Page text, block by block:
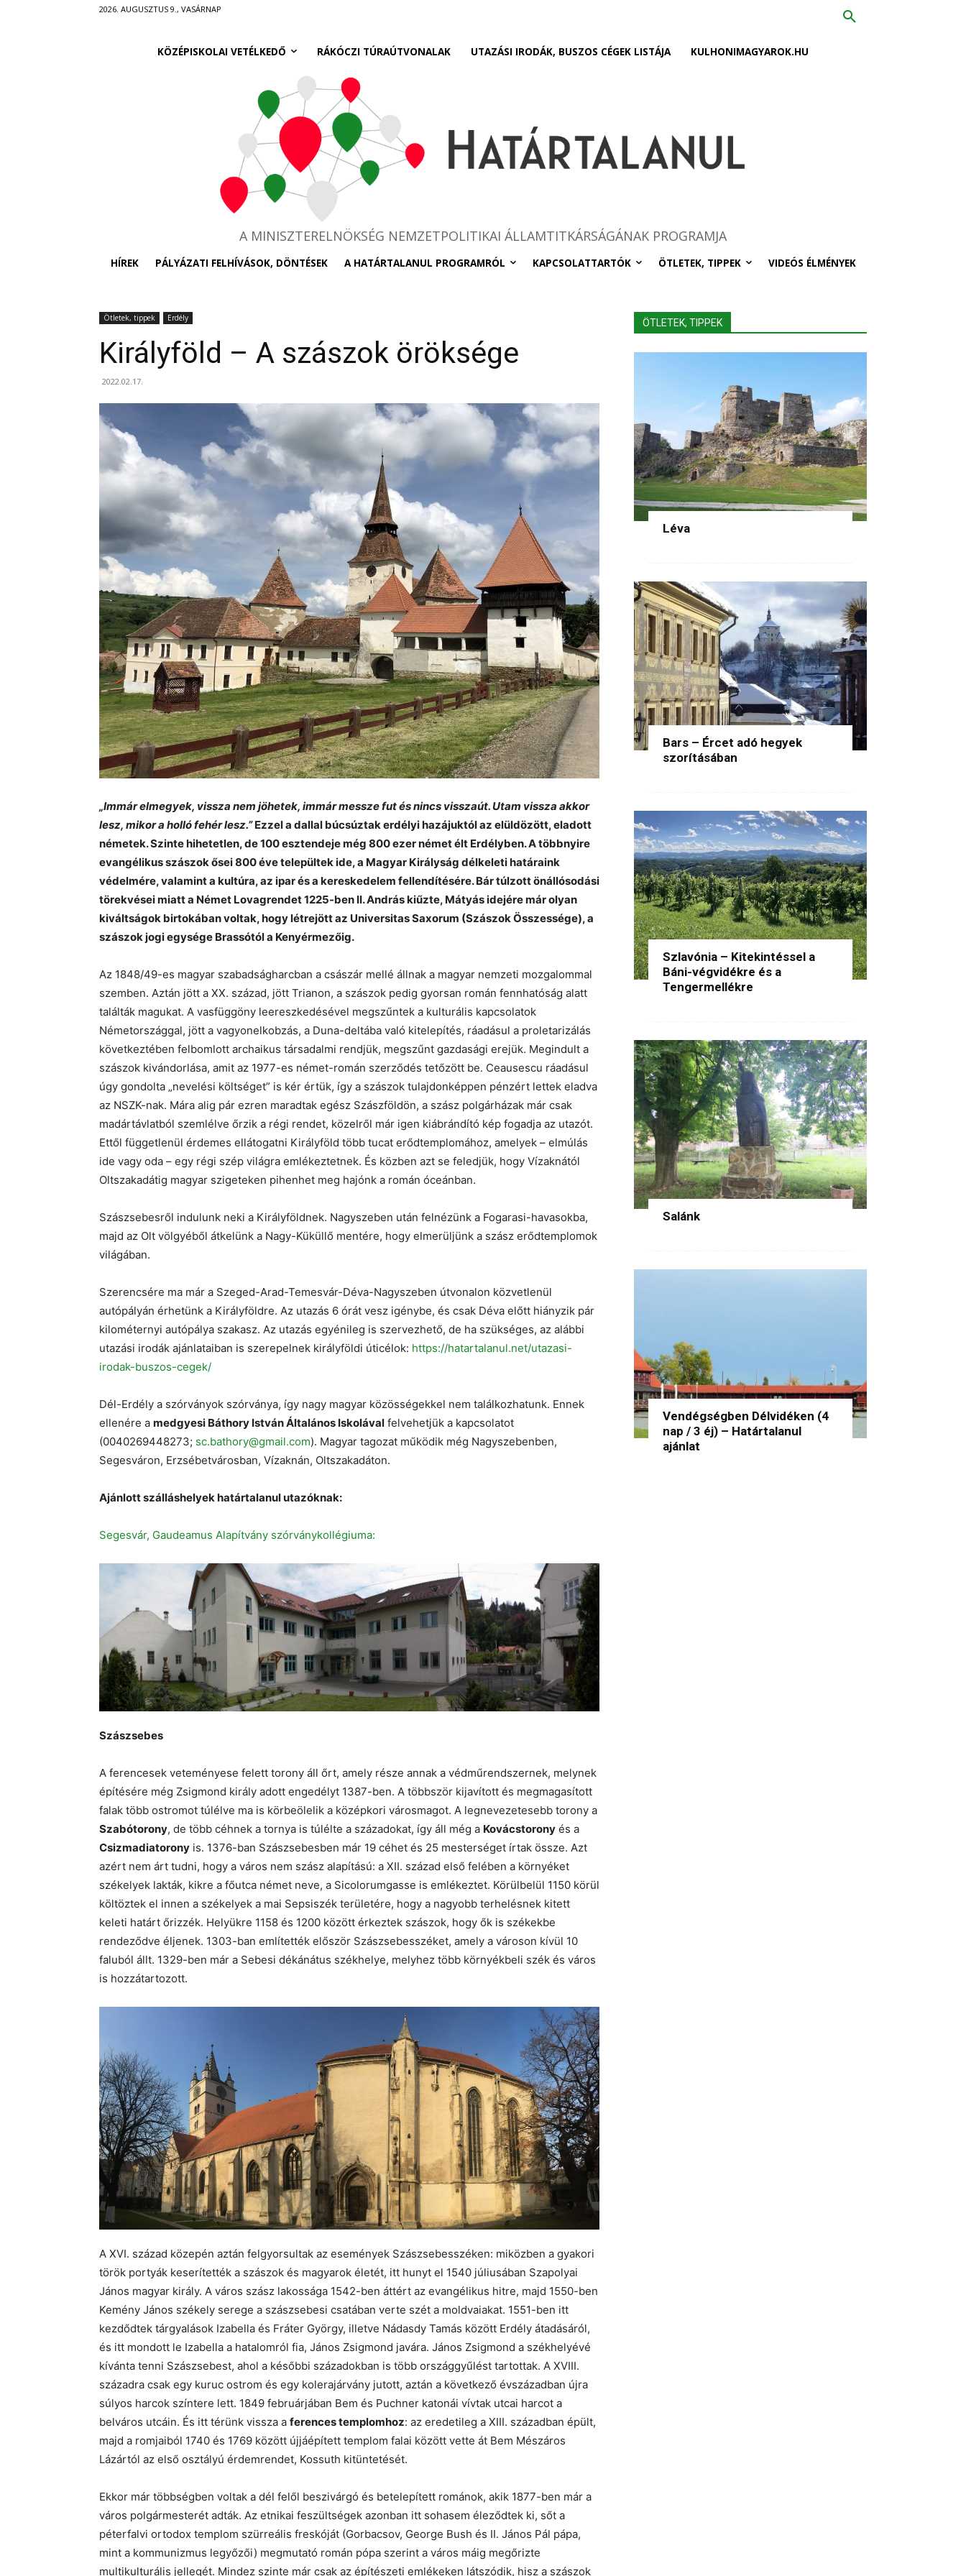
2026. AUGUSZTUS 9., VASÁRNAP
KÖZÉPISKOLAI VETÉLKEDŐ RÁKÓCZI TÚRAÚTVONALAK UTAZÁSI IRODÁK, BUSZOS CÉGEK LISTÁJA KULHONIMAGYAROK.HU
A MINISZTERELNÖKSÉG NEMZETPOLITIKAI ÁLLAMTITKÁRSÁGÁNAK PROGRAMJA
HÍREK PÁLYÁZATI FELHÍVÁSOK, DÖNTÉSEK A HATÁRTALANUL PROGRAMRÓL KAPCSOLATTARTÓK ÖTLETEK, TIPPEK VIDEÓS ÉLMÉNYEK
Ötletek, tippek Erdély
Királyföld – A szászok öröksége
2022.02.17.
„Immár elmegyek, vissza nem jöhetek, immár messze fut és nincs visszaút. Utam vissza akkor
lesz, mikor a holló fehér lesz.”Ezzel a dallal búcsúztak erdélyi hazájuktól az elüldözött, eladott
németek. Szinte hihetetlen, de 100 esztendeje még 800 ezer német élt Erdélyben. A többnyire
evangélikus szászok ősei 800 éve települtek ide, a Magyar Királyság délkeleti határaink
védelmére, valamint a kultúra, az ipar és a kereskedelem fellendítésére. Bár túlzott önállósodási
törekvései miatt a Német Lovagrendet 1225-ben II. András kiűzte, Mátyás idejére már olyan
kiváltságok birtokában voltak, hogy létrejött az Universitas Saxorum (Szászok Összessége), a
szászok jogi egysége Brassótól a Kenyérmezőig.
Az 1848/49-es magyar szabadságharcban a császár mellé állnak a magyar nemzeti mozgalommal
szemben. Aztán jött a XX. század, jött Trianon, a szászok pedig gyorsan román fennhatóság alatt
találták magukat. A vasfüggöny leereszkedésével megszűntek a kulturális kapcsolatok
Németországgal, jött a vagyonelkobzás, a Duna-deltába való kitelepítés, ráadásul a proletarizálás
következtében felbomlott archaikus társadalmi rendjük, megszűnt gazdasági erejük. Megindult a
szászok kivándorlása, amit az 1977-es német-román szerződés tetőzött be. Ceausescu ráadásul
úgy gondolta „nevelési költséget” is kér értük, így a szászok tulajdonképpen pénzért lettek eladva
az NSZK-nak. Mára alig pár ezren maradtak egész Szászföldön, a szász polgárházak már csak
madártávlatból szemlélve őrzik a régi rendet, közelről már igen kiábrándító kép fogadja az utazót.
Ettől függetlenül érdemes ellátogatni Királyföld több tucat erődtemplomához, amelyek – elmúlás
ide vagy oda – egy régi szép világra emlékeztetnek. És közben azt se feledjük, hogy Vízaknától
Oltszakadátig magyar szigeteken pihenhet meg hajónk a román óceánban.
Szászsebesről indulunk neki a Királyföldnek. Nagyszeben után felnézünk a Fogarasi-havasokba,
majd az Olt völgyéből átkelünk a Nagy-Küküllő mentére, hogy elmerüljünk a szász erődtemplomok
világában.
Szerencsére ma már a Szeged-Arad-Temesvár-Déva-Nagyszeben útvonalon közvetlenül
autópályán érhetünk a Királyföldre. Az utazás 6 órát vesz igénybe, és csak Déva előtt hiányzik pár
kilométernyi autópálya szakasz. Az utazás egyénileg is szervezhető, de ha szükséges, az alábbi
utazási irodák ajánlataiban is szerepelnek királyföldi úticélok: https://hatartalanul.net/utazasi-
irodak-buszos-cegek/
Dél-Erdély a szórványok szórványa, így nagy magyar közösségekkel nem találkozhatunk. Ennek
ellenére a medgyesi Báthory István Általános Iskolával felvehetjük a kapcsolatot
(0040269448273; sc.bathory@gmail.com). Magyar tagozat működik még Nagyszebenben,
Segesváron, Erzsébetvárosban, Vízaknán, Oltszakadáton.
Ajánlott szálláshelyek határtalanul utazóknak:
Segesvár, Gaudeamus Alapítvány szórványkollégiuma:
Szászsebes
A ferencesek veteményese felett torony áll őrt, amely része annak a védműrendszernek, melynek
építésére még Zsigmond király adott engedélyt 1387-ben. A többször kijavított és megmagasított
falak több ostromot túlélve ma is körbeölelik a középkori városmagot. A legnevezetesebb torony a
Szabótorony, de több céhnek a tornya is túlélte a századokat, így áll még a Kovácstorony és a
Csizmadiatorony is. 1376-ban Szászsebesben már 19 céhet és 25 mesterséget írtak össze. Azt
azért nem árt tudni, hogy a város nem szász alapítású: a XII. század első felében a környéket
székelyek lakták, kikre a főutca német neve, a Sicolorumgasse is emlékeztet. Körülbelül 1150 körül
költöztek el innen a székelyek a mai Sepsiszék területére, hogy a nagyobb terhelésnek kitett
keleti határt őrizzék. Helyükre 1158 és 1200 között érkeztek szászok, hogy ők is székekbe
rendeződve éljenek. 1303-ban említették először Szászsebesszéket, amely a városon kívül 10
faluból állt. 1329-ben már a Sebesi dékánátus székhelye, melyhez több környékbeli szék és város
is hozzátartozott.
A XVI. század közepén aztán felgyorsultak az események Szászsebesszéken: miközben a gyakori
török portyák keserítették a szászok és magyarok életét, itt hunyt el 1540 júliusában Szapolyai
János magyar király. A város szász lakossága 1542-ben áttért az evangélikus hitre, majd 1550-ben
Kemény János székely serege a szászsebesi csatában verte szét a moldvaiakat. 1551-ben itt
kezdődtek tárgyalások Izabella és Fráter György, illetve Nádasdy Tamás között Erdély átadásáról,
és itt mondott le Izabella a hatalomról fia, János Zsigmond javára. János Zsigmond a székhelyévé
kívánta tenni Szászsebest, ahol a későbbi századokban is több országgyűlést tartottak. A XVIII.
századra csak egy kuruc ostrom és egy kolerajárvány jutott, aztán a következő évszázadban újra
súlyos harcok színtere lett. 1849 februárjában Bem és Puchner katonái vívtak utcai harcot a
belváros utcáin. És itt térünk vissza a ferences templomhoz: az eredetileg a XIII. században épült,
majd a romjaiból 1740 és 1769 között újjáépített templom falai között vette át Bem Mészáros
Lázártól az első osztályú érdemrendet, Kossuth kitüntetését.
Ekkor már többségben voltak a dél felől beszivárgó és betelepített románok, akik 1877-ben már a
város polgármesterét adták. Az etnikai feszültségek azonban itt sohasem éleződtek ki, sőt a
péterfalvi ortodox templom szürreális freskóját (Gorbacsov, George Bush és II. János Pál pápa,
mint a kommunizmus legyőzői) megmutató román pópa szerint a város máig megőrizte
multikulturális jellegét. Mindez szinte már csak az építészeti emlékeken látszódik, hisz a szászok
ÖTLETEK, TIPPEK
Léva
Bars – Ércet adó hegyek
szorításában
Szlavónia – Kitekintéssel a
Báni-végvidékre és a
Tengermellékre
Salánk
Vendégségben Délvidéken (4
nap / 3 éj) – Határtalanul
ajánlat